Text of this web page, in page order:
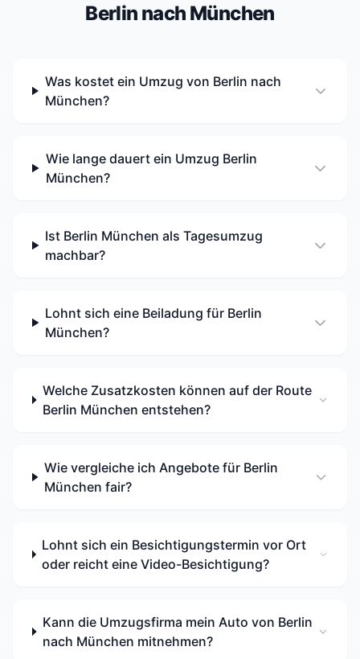
Berlin nach München
Was kostet ein Umzug von Berlin nach
München?
Wie lange dauert ein Umzug Berlin
München?
Ist Berlin München als Tagesumzug
machbar?
Lohnt sich eine Beiladung für Berlin
München?
Welche Zusatzkosten können auf der Route
Berlin München entstehen?
Wie vergleiche ich Angebote für Berlin
München fair?
Lohnt sich ein Besichtigungstermin vor Ort
oder reicht eine Video-Besichtigung?
Kann die Umzugsfirma mein Auto von Berlin
nach München mitnehmen?